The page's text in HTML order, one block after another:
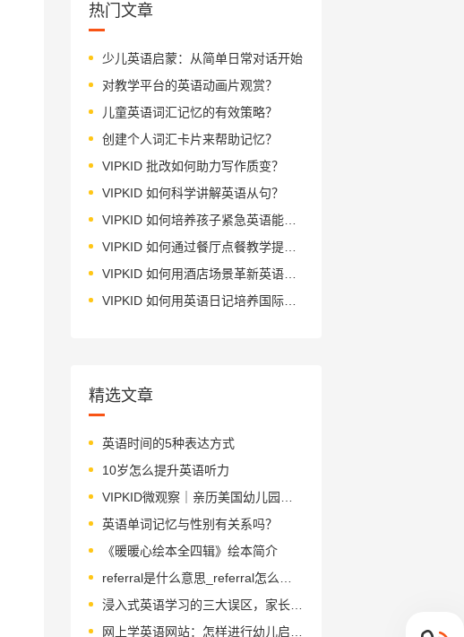
热门文章
少儿英语启蒙：从简单日常对话开始
对教学平台的英语动画片观赏？
儿童英语词汇记忆的有效策略？
创建个人词汇卡片来帮助记忆？
VIPKID 批改如何助力写作质变？
VIPKID 如何科学讲解英语从句？
VIPKID 如何培养孩子紧急英语能力？
VIPKID 如何通过餐厅点餐教学提升少儿英语应用能力？
VIPKID 如何用酒店场景革新英语教学？
VIPKID 如何用英语日记培养国际化人才？
精选文章
英语时间的5种表达方式
10岁怎么提升英语听力
英语单词记忆与性别有关系吗？
《暖暖心绘本全四辑》绘本简介
浸入式英语学习的三大误区，家长您中了几个？